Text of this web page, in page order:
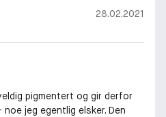
28.02.2021
pigmentert og gir derfor
jeg egentlig elsker. Den